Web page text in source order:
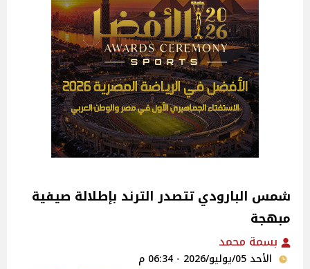
شمس البارودي تتصدر الترند بإطلالة صيفية
مبهجة
بسمة محمد
الأحد 05/يوليو/2026 - 06:34 م